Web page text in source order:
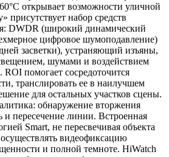
открывает возможности уличной
» присутствует набор средств
DWDR (широкий динамический
цифровое шумоподавление)
засветки), устраняющий изъяны,
шумами и воздействием
ROI помогает сосредоточится
транслировать ее в наилучшем
для остальных участков сцены.
обнаружение вторжения
и пересечение линии. Встроенная
Smart, не пересвечивая объекта
видеофиксацию
и полной темноте. HiWatch